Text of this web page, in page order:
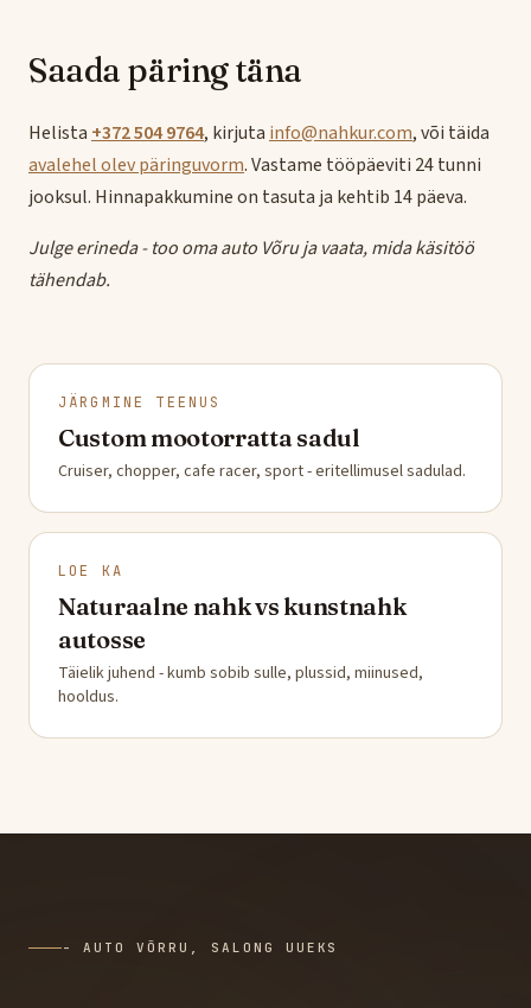
Saada päring täna
Helista +372 504 9764, kirjuta info@nahkur.com, või täida
avalehel olev päringuvorm. Vastame tööpäeviti 24 tunni
jooksul. Hinnapakkumine on tasuta ja kehtib 14 päeva.
Julge erineda - too oma auto Võru ja vaata, mida käsitöö
tähendab.
JÄRGMINE TEENUS
Custom mootorratta sadul
Cruiser, chopper, cafe racer, sport - eritellimusel sadulad.
LOE KA
Naturaalne nahk vs kunstnahk
autosse
Täielik juhend - kumb sobib sulle, plussid, miinused,
hooldus.
- AUTO VÕRRU, SALONG UUEKS